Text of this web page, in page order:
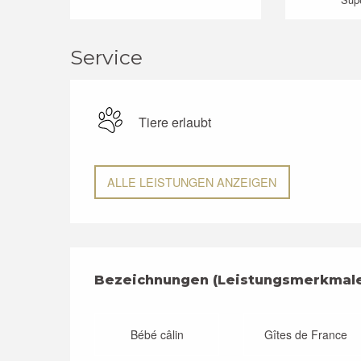
Service
Tiere erlaubt
ALLE LEISTUNGEN ANZEIGEN
Bezeichnungen
Bezeichnungen
Bébé câlin Gîtes de France